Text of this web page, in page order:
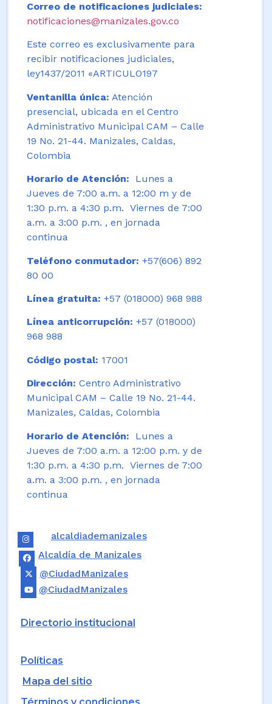
Correo de notificaciones judiciales:
notificaciones@manizales.gov.co
Este correo es exclusivamente para
recibir notificaciones judiciales,
ley1437/2011 «ARTICULO197
Ventanilla única: Atención
presencial, ubicada en el Centro
Administrativo Municipal CAM – Calle
19 No. 21-44. Manizales, Caldas,
Colombia
Horario de Atención:
Lunes a
Jueves de 7:00 a.m. a 12:00 m y de
1:30 p.m. a 4:30 p.m. Viernes de 7:00
a.m. a 3:00 p.m. , en jornada
continua
Teléfono conmutador: +57(606) 892
80 00
Línea gratuita: +57 (018000) 968 988
Línea anticorrupción: +57 (018000)
968 988
Código postal: 17001
Dirección: Centro Administrativo
Municipal CAM – Calle 19 No. 21-44.
Manizales, Caldas, Colombia
Horario de Atención: Lunes a
Jueves de 7:00 a.m. a 12:00 p.m. y de
1:30 p.m. a 4:30 p.m. Viernes de 7:00
a.m. a 3:00 p.m. , en jornada
continua
alcaldiademanizales
Alcaldía de Manizales
@CiudadManizales
@CiudadManizales
Directorio institucional
Políticas
Mapa del sitio